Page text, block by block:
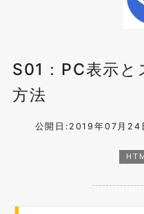
S01：PC表示と
方法
公開日:2019年07月24